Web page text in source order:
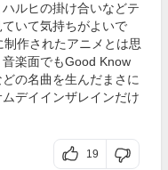
ルヒの掛け合いなどテ
いて気持ちがよいで
作されたアニメとは思
楽面でもGood Know
の名曲を生んだまさに
デイインザレインだけ
19